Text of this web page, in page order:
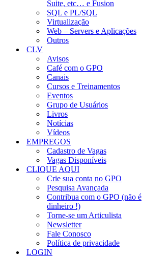
Suite, etc… e Fusion
SQL e PL/SQL
Virtualização
Web – Servers e Aplicações
Outros
CLV
Avisos
Café com o GPO
Canais
Cursos e Treinamentos
Eventos
Grupo de Usuários
Livros
Notícias
Vídeos
EMPREGOS
Cadastro de Vagas
Vagas Disponíveis
CLIQUE AQUI
Crie sua conta no GPO
Pesquisa Avançada
Contribua com o GPO (não é
dinheiro !)
Torne-se um Articulista
Newsletter
Fale Conosco
Política de privacidade
LOGIN